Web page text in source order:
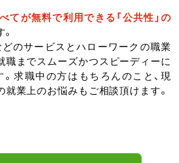
てが無料で利用できる「公共性」の
のサービスとハローワークの職業
職までスムーズかつスピーディーに
求職中の方はもちろんのこと、現
業上のお悩みもご相談頂けます。